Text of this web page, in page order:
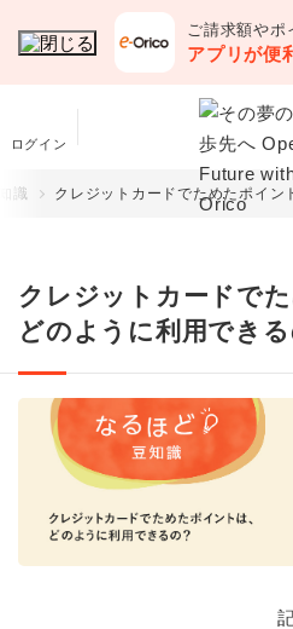
ご請求額やポ
アプリが便
ログイン
オリコのサービス
識 クレジットカードでためたポイン
クレジットカードで
どのように利用できる